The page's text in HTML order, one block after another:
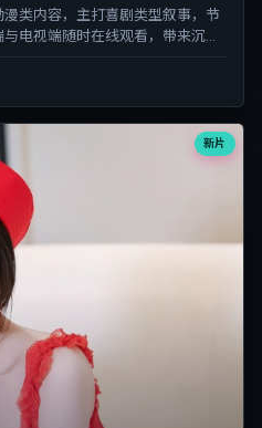
漫类内容，主打喜剧类型叙事，节
电视端随时在线观看，带来沉浸
新片